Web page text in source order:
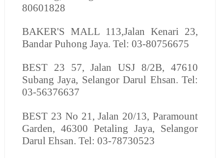
80601828
BAKER'S MALL113,Jalan Kenari 23,
Bandar Puhong Jaya. Tel: 03-80756675
BEST23 57, Jalan USJ 8/2B, 47610
Subang Jaya, Selangor Darul Ehsan. Tel:
03-56376637
BEST 23 No 21, Jalan 20/13, Paramount
Garden, 46300 Petaling Jaya, Selangor
Darul Ehsan. Tel: 03-78730523